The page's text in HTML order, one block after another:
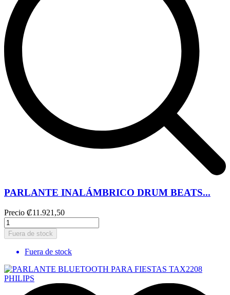
PARLANTE INALÁMBRICO DRUM BEATS...
Precio ₡11.921,50
Fuera de stock
Fuera de stock